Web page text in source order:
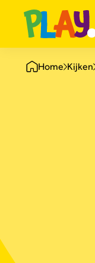
Home Kijken